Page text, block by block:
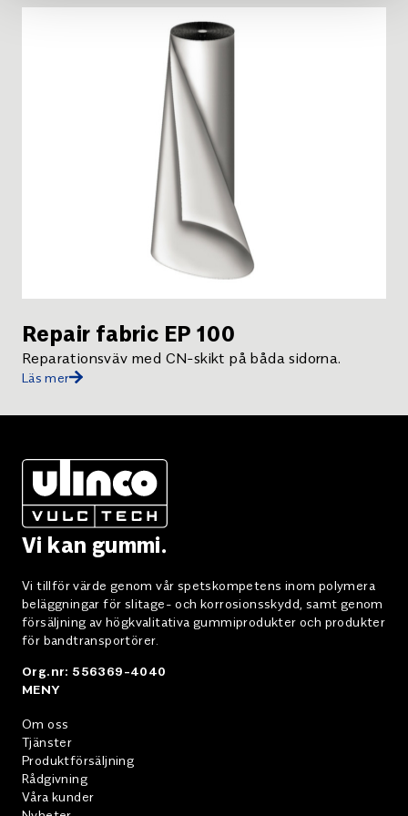
Repair fabric EP 100
Reparationsväv med CN-skikt på båda sidorna.
Läs mer
Vi kan gummi.
Vi tillför värde genom vår spetskompetens inom polymera
beläggningar för slitage- och korrosionsskydd, samt genom
försäljning av högkvalitativa gummiprodukter och produkter
för bandtransportörer.
Org.nr: 556369-4040
MENY
Om oss
Tjänster
Produktförsäljning
Rådgivning
Våra kunder